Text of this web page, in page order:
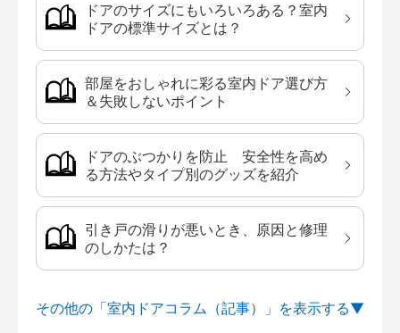
ドアのサイズにもいろいろある？室内
ドアの標準サイズとは？
部屋をおしゃれに彩る室内ドア選び方
＆失敗しないポイント
ドアのぶつかりを防止 安全性を高め
る方法やタイプ別のグッズを紹介
引き戸の滑りが悪いとき、原因と修理
のしかたは？
その他の「室内ドアコラム（記事）」を